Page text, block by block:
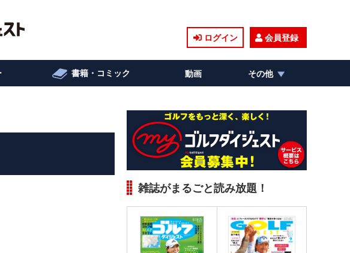
ログイン 会員登録
書籍・コミック 動画 その他
雑誌がまるごと読み放題！